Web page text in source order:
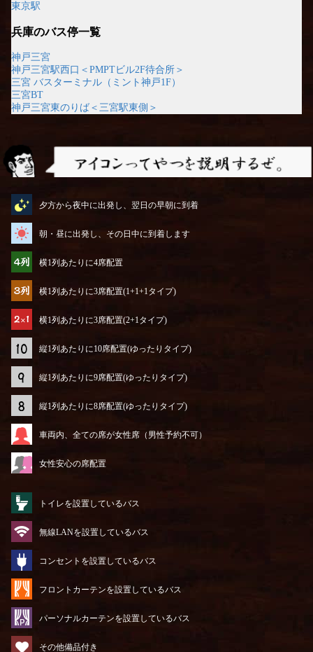
東京駅
兵庫のバス停一覧
神戸三宮
神戸三宮駅西口＜PMPTビル2F待合所＞
三宮 バスターミナル（ミント神戸1F）
三宮BT
神戸三宮東のりば＜三宮駅東側＞
夕方から夜中に出発し、翌日の早朝に到着
朝・昼に出発し、その日中に到着します
横1列あたりに4席配置
横1列あたりに3席配置(1+1+1タイプ)
横1列あたりに3席配置(2+1タイプ)
縦1列あたりに10席配置(ゆったりタイプ)
縦1列あたりに9席配置(ゆったりタイプ)
縦1列あたりに8席配置(ゆったりタイプ)
車両内、全ての席が女性席（男性予約不可）
女性安心の席配置
トイレを設置しているバス
無線LANを設置しているバス
コンセントを設置しているバス
フロントカーテンを設置しているバス
パーソナルカーテンを設置しているバス
その他備品付き